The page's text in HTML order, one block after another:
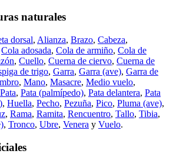
naturales
dorsal, Alianza, Brazo, Cabeza,
Cola adosada, Cola de armiño, Cola de
, Cuello, Cuerna de ciervo, Cuerna de
de trigo, Garra, Garra (ave), Garra de
, Mano, Masacre, Medio vuelo,
Pata, Pata (palmípedo), Pata delantera, Pata
, Huella, Pecho, Pezuña, Pico, Pluma (ave),
, Rama, Ramita, Rencuentro, Tallo, Tibia,
, Tronco, Ubre, Venera y Vuelo.